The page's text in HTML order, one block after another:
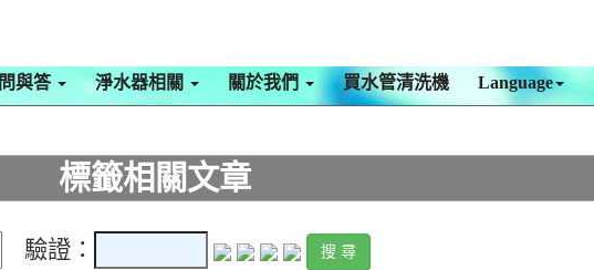
問與答 淨水器相關 關於我們 買水管清洗機 Language
標籤相關文章
驗證：